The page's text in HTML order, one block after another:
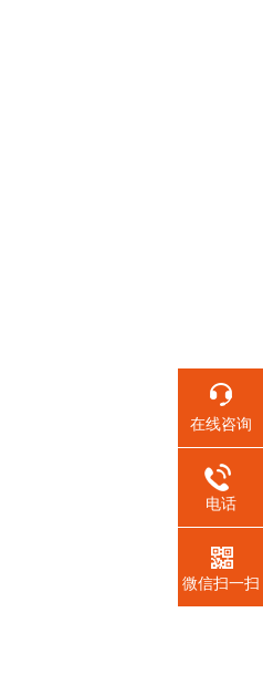
在线咨询
电话
微信扫一扫